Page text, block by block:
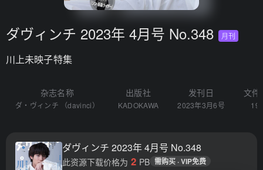
ダヴィンチ 2023年 4月号 No.348 月刊
川上未映子特集
杂志名称
ダ・ヴィンチ （davinci）
出版社
KADOKAWA
发刊日
2023年3月6号
文件
ダヴィンチ 2023年 4月号 No.348
此资源下载价格为 2 PB 需购买 · VIP免费